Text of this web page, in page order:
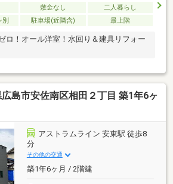
敷金なし
二人暮らし
駐車場(近隣含) 最上階
ロ！オール洋室！水回り＆建具リフォー
島市安佐南区相田２丁目 築1年6ヶ
アストラムライン 安東駅 徒歩8
分
その他の交通
築1年6ヶ月 / 2階建